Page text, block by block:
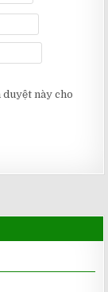
này cho